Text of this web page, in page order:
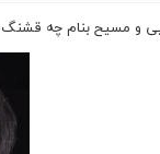
و مسیح بنام چه قشنگ